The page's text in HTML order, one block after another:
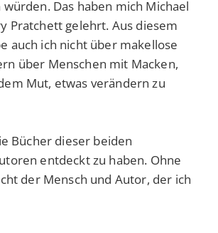
Das haben mich Michael
Pratchett gelehrt. Aus diesem
auch ich nicht über makellose
über Menschen mit Macken,
Mut, etwas verändern zu
Bücher dieser beiden
entdeckt zu haben. Ohne
der Mensch und Autor, der ich